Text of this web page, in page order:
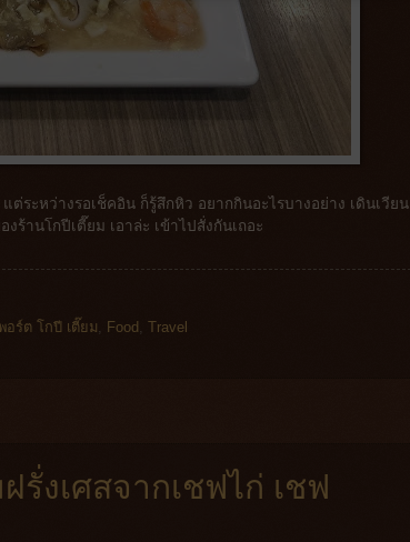
ะหว่างรอเช็คอิน ก็รู้สึกหิว อยากกินอะไรบางอย่าง เดินเวียน
ร้านโกปีเตี๊ยม เอาล่ะ เข้าไปสั่งกันเถอะ
อร์ต โกปี เตี๊ยม, Food , Travel
รั่งเศสจากเชฟไก่ เชฟ